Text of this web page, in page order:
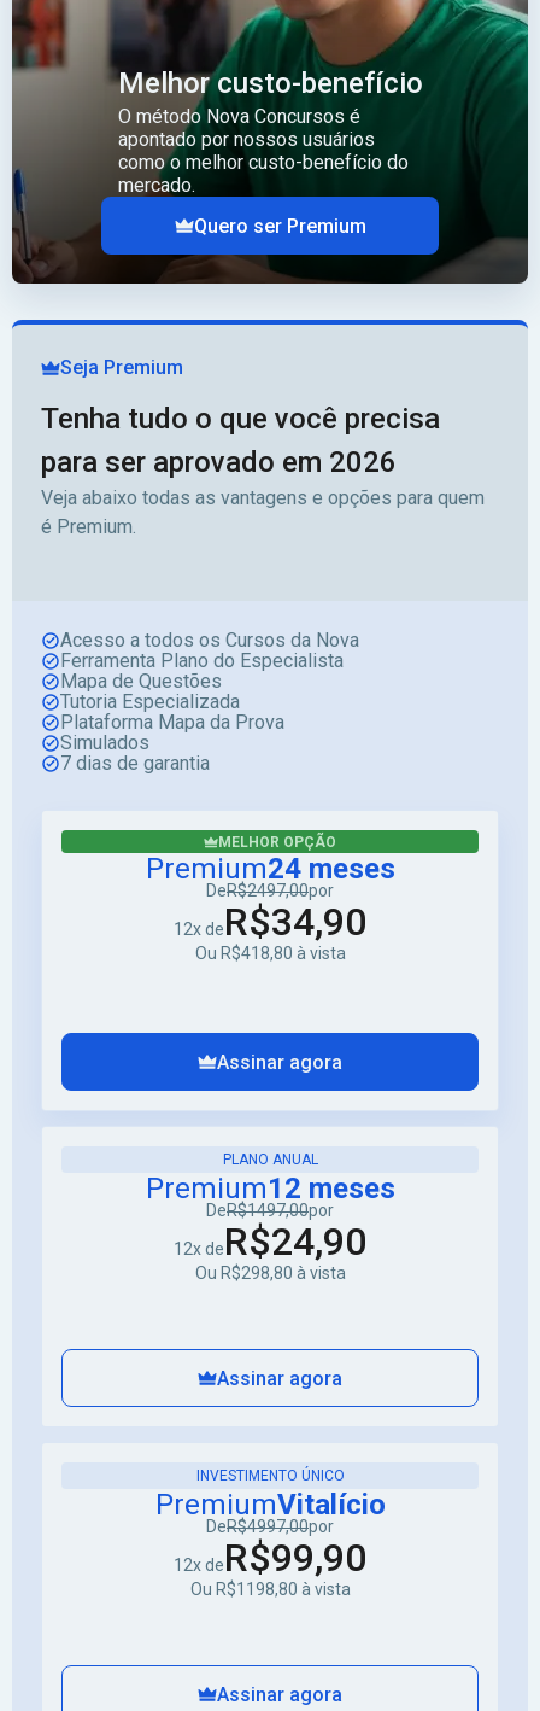
Melhor custo-benefício
O método Nova Concursos é
apontado por nossos usuários
como o melhor custo-benefício do
mercado.
Quero ser Premium
Seja Premium
Tenha tudo o que você precisa
para ser aprovado em 2026
Veja abaixo todas as vantagens e opções para quem
é Premium.
Acesso a todos os Cursos da Nova
Ferramenta Plano do Especialista
Mapa de Questões
Tutoria Especializada
Plataforma Mapa da Prova
Simulados
7 dias de garantia
MELHOR OPÇÃO
Premium24 meses
DeR$2497,00por
12x deR$34,90
Ou R$418,80 à vista
Assinar agora
PLANO ANUAL
Premium12 meses
DeR$1497,00por
12x deR$24,90
Ou R$298,80 à vista
Assinar agora
INVESTIMENTO ÚNICO
PremiumVitalício
DeR$4997,00por
12x deR$99,90
Ou R$1198,80 à vista
Assinar agora